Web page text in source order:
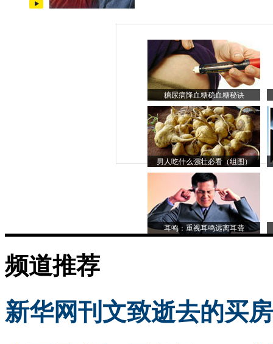
糖尿病降血糖稳血糖秘诀
男人吃什么强壮必看（组图）
耳鸣：重视耳鸣远离耳聋
频道推荐
新华网刊文致逝去的买